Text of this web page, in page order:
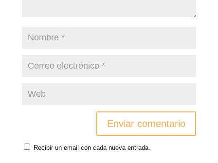
Recibir un email con cada nueva entrada.